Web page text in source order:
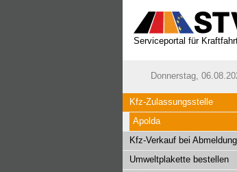
Serviceportal für
Donnerstag,
Kfz-Zulassungsstelle
Apolda
Kfz-Verkauf bei Abmeldung
Umweltplakette bestellen